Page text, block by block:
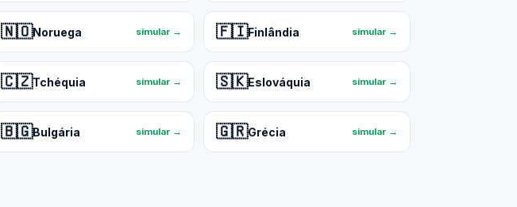
🇳🇴Noruega simular → 🇫🇮Finlândia simular →
🇨🇿Tchéquia simular → 🇸🇰Eslováquia simular →
🇧🇬Bulgária simular → 🇬🇷Grécia simular →